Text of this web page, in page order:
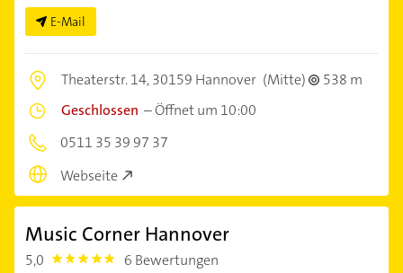
E-Mail
Theaterstr. 14,30159 Hannover (Mitte)
538 m
Geschlossen –Öffnet um 10:00
0511 35 39 97 37
Webseite
Music Corner Hannover
5,0 5.0 6 Bewertungen